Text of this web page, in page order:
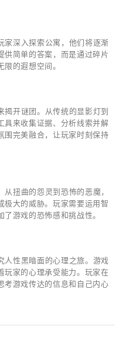
家深入探索公寓，他们将逐渐
供简单的答案，而是通过碎片
的遐想空间。
揭开谜团。从传统的显影灯到
具来收集证据、分析线索并解
围完美融合，让玩家时刻保持
扭曲的怨灵到恐怖的恶魔，
极大的威胁。玩家需要运用智
游戏的恐怖感和挑战性。
人性黑暗面的心理之旅。游戏
玩家的心理承受能力。玩家在
考游戏传达的信息和自己内心